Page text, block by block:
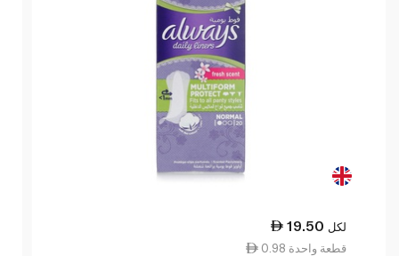
19.50 لكل
0.98 قطعة واحدة